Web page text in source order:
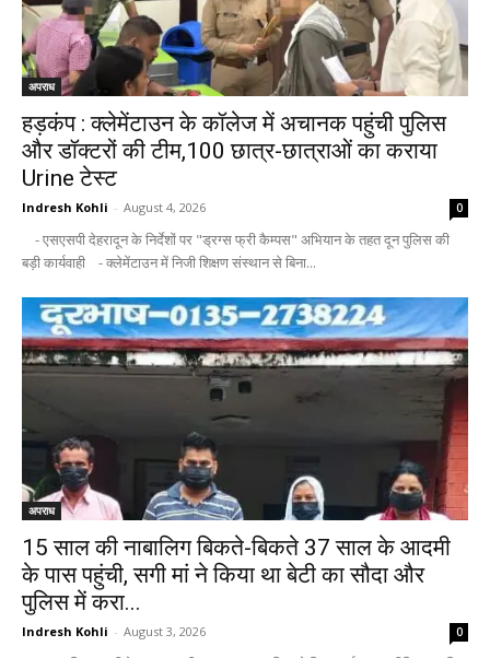
अपराध
हड़कंप : क्लेमेंटाउन के कॉलेज में अचानक पहुंची पुलिस
और डॉक्टरों की टीम,100 छात्र-छात्राओं का कराया
Urine टेस्ट
Indresh Kohli - August 4, 2026 0
- एसएसपी देहरादून के निर्देशों पर "ड्रग्स फ्री कैम्पस" अभियान के तहत दून पुलिस की
बड़ी कार्यवाही - क्लेमेंटाउन में निजी शिक्षण संस्थान से बिना...
अपराध
15 साल की नाबालिग बिकते-बिकते 37 साल के आदमी
के पास पहुंची, सगी मां ने किया था बेटी का सौदा और
पुलिस में करा...
Indresh Kohli - August 3, 2026 0